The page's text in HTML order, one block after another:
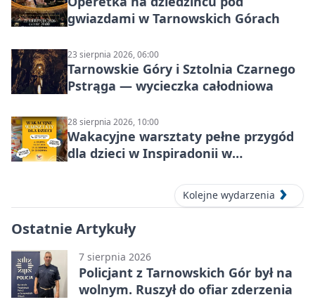
gwiazdami w Tarnowskich Górach
23 sierpnia 2026, 06:00
Tarnowskie Góry i Sztolnia Czarnego
Pstrąga — wycieczka całodniowa
28 sierpnia 2026, 10:00
Wakacyjne warsztaty pełne przygód
dla dzieci w Inspiradonii w
Kolejne wydarzenia
Ostatnie Artykuły
7 sierpnia 2026
Policjant z Tarnowskich Gór był na
wolnym. Ruszył do ofiar zderzenia